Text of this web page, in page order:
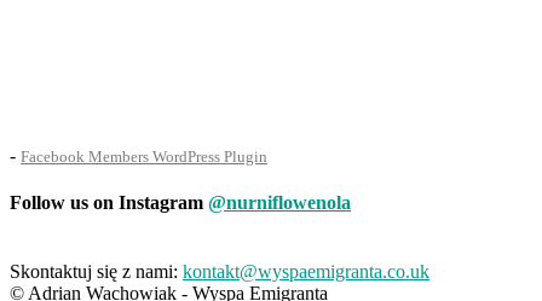
- Facebook Members WordPress Plugin
Follow us on Instagram @nurniflowenola
Skontaktuj się z nami: kontakt@wyspaemigranta.co.uk
© Adrian Wachowiak - Wyspa Emigranta